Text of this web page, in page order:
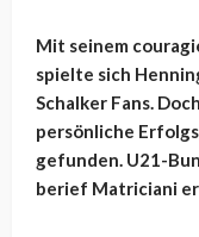
Mit seinem
spielte sich
Schalker Fans.
persönliche
gefunden. U21-
berief Matriciani